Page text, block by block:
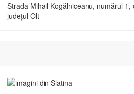
Strada Mihail Kogălniceanu, numărul 1,
județul Olt